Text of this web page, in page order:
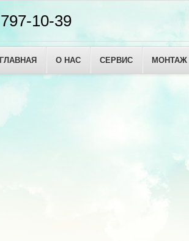
797-10-39
ГЛАВНАЯ О НАС СЕРВИС МОНТАЖ